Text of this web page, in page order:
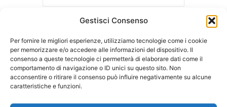
Gestisci Consenso
Per fornire le migliori esperienze, utilizziamo tecnologie come i cookie
per memorizzare e/o accedere alle informazioni del dispositivo. Il
consenso a queste tecnologie ci permetterà di elaborare dati come il
comportamento di navigazione o ID unici su questo sito. Non
acconsentire o ritirare il consenso può influire negativamente su alcune
caratteristiche e funzioni.
ASLA | Associazione Studi Legali Associati
Sede Legale c/o Ordine degli Avvocati
di Milano
Sede operativa c/o LCA Studio